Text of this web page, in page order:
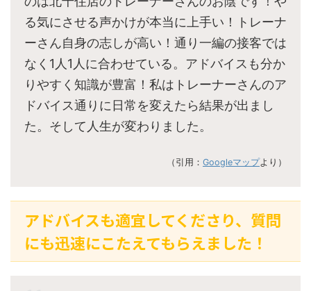
る気にさせる声かけが本当に上手い！トレーナ
ーさん自身の志しが高い！通り一編の接客では
なく1人1人に合わせている。アドバイスも分か
りやすく知識が豊富！私はトレーナーさんのア
ドバイス通りに日常を変えたら結果が出まし
た。そして人生が変わりました。
（引用： Googleマップより）
アドバイスも適宜してくださり、質問
にも迅速にこたえてもらえました！